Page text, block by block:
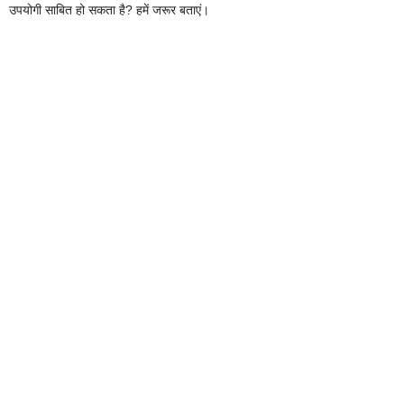
उपयोगी साबित हो सकता है? हमें जरूर बताएं।